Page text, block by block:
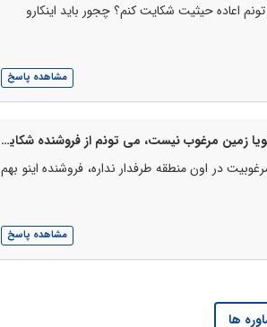
حیثیت شکایت کنم؟ چجور باید اینکارو
مشاهده پاسخ
زمینی خریدم اما بعد از یکسال که برای فروش گذاشتم تقاضایی نداره گویا زمین مرغوب نیست، می تونم از فروشنده شکایت کنم؟
در اون منطقه طرفدار نداره، فروشنده اینو بهم
مشاهده پاسخ
ها